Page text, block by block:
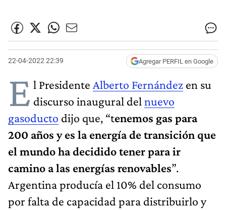
22-04-2022 22:39 Agregar PERFIL en Google
E l Presidente Alberto Fernández en su
discurso inaugural del nuevo
gasoducto dijo que, “tenemos gas para
200 años y es la energía de transición que
el mundo ha decidido tener para ir
camino a las energías renovables”.
Argentina producía el 10% del consumo
por falta de capacidad para distribuirlo y